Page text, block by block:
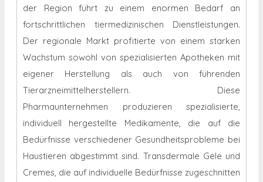
der Region führt zu einem enormen Bedarf an
fortschrittlichen tiermedizinischen Dienstleistungen.
Der regionale Markt profitierte von einem starken
Wachstum sowohl von spezialisierten Apotheken mit
eigener Herstellung als auch von führenden
Tierarzneimittelherstellern. Diese
Pharmaunternehmen produzieren spezialisierte,
individuell hergestellte Medikamente, die auf die
Bedürfnisse verschiedener Gesundheitsprobleme bei
Haustieren abgestimmt sind. Transdermale Gele und
Cremes, die auf individuelle Bedürfnisse zugeschnitten